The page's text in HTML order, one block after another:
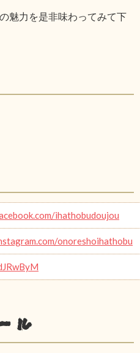
魅力を是非味わってみて下
ihathobudoujou
onoreshoihathobu
ル